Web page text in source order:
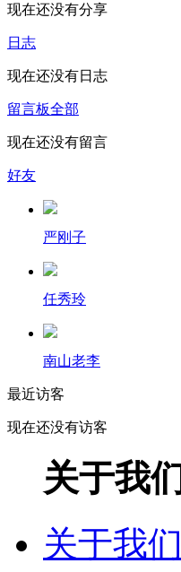
现在还没有分享
日志
现在还没有日志
留言板全部
现在还没有留言
好友
严刚子
任秀玲
南山老李
最近访客
现在还没有访客
关于我们
关于我们